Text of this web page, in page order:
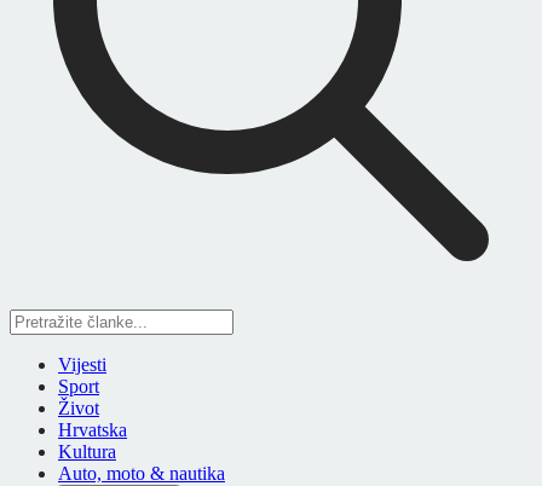
Vijesti
Sport
Život
Hrvatska
Kultura
Auto, moto & nautika